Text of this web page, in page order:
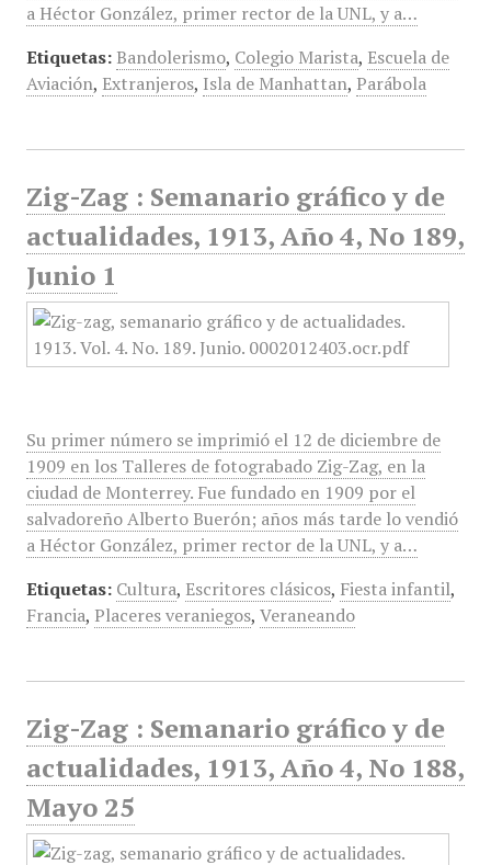
a Héctor González, primer rector de la UNL, y a…
Etiquetas: Bandolerismo, Colegio Marista, Escuela de
Aviación, Extranjeros, Isla de Manhattan, Parábola
Zig-Zag : Semanario gráfico y de
actualidades, 1913, Año 4, No 189,
Junio 1
Su primer número se imprimió el 12 de diciembre de
1909 en los Talleres de fotograbado Zig-Zag, en la
ciudad de Monterrey. Fue fundado en 1909 por el
salvadoreño Alberto Buerón; años más tarde lo vendió
a Héctor González, primer rector de la UNL, y a…
Etiquetas: Cultura, Escritores clásicos, Fiesta infantil,
Francia, Placeres veraniegos, Veraneando
Zig-Zag : Semanario gráfico y de
actualidades, 1913, Año 4, No 188,
Mayo 25